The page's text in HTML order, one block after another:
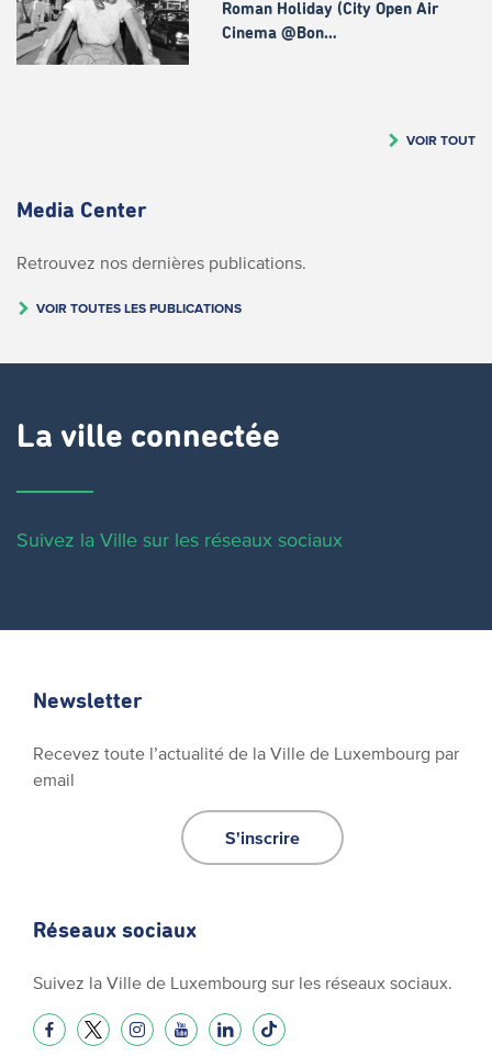
Roman Holiday (City Open Air
Cinema @Bon…
VOIR TOUT
Media Center
Retrouvez nos dernières publications.
VOIR TOUTES LES PUBLICATIONS
La ville connectée
Suivez la Ville sur les réseaux sociaux
Newsletter
Recevez toute l’actualité de la Ville de Luxembourg par
email
S'inscrire
Réseaux sociaux
Suivez la Ville de Luxembourg sur les réseaux sociaux.